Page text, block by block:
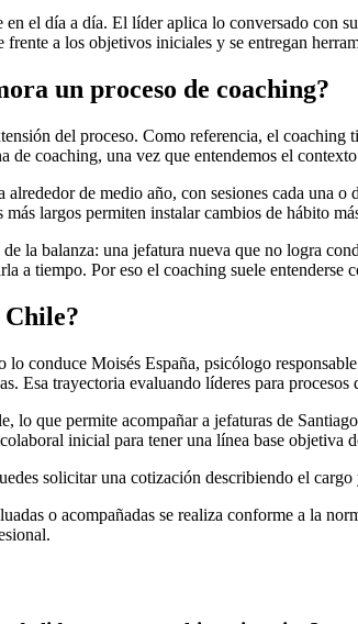
en el día a día. El líder aplica lo conversado con
a los objetivos iniciales y se entregan
un proceso de coaching?
del proceso. Como referencia, el
de coaching, una vez que entendemos el
de medio año, con sesiones cada una
largos permiten instalar cambios de hábito
la balanza: una jefatura nueva que no logra
a tiempo. Por eso el coaching suele
Chile?
conduce Moisés España, psicólogo
Esa trayectoria evaluando líderes para
lo que permite acompañar a jefaturas de
inicial para tener una línea base objetiva
solicitar una cotización describiendo el
o acompañadas se realiza conforme a la